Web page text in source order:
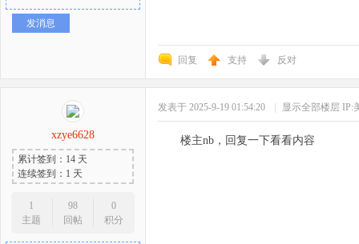
发消息
回复 支持 反对
xzye6628
累计签到：14 天
连续签到：1 天
1
主题
98
回帖
0
积分
发表于 2025-9-19 01:54:20 显示全部楼层 IP:
楼主nb，回复一下看看内容